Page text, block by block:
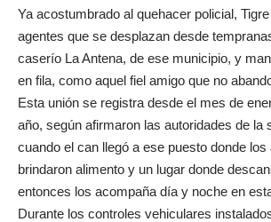
Ya acostumbrado al quehacer policial,
agentes que se desplazan desde
caserío La Antena, de ese municipio, y
en fila, como aquel fiel amigo que no
Esta unión se registra desde el mes de
año, según afirmaron las autoridades de la
cuando el can llegó a ese puesto donde los
brindaron alimento y un lugar donde
entonces los acompaña día y noche en
Durante los controles vehiculares